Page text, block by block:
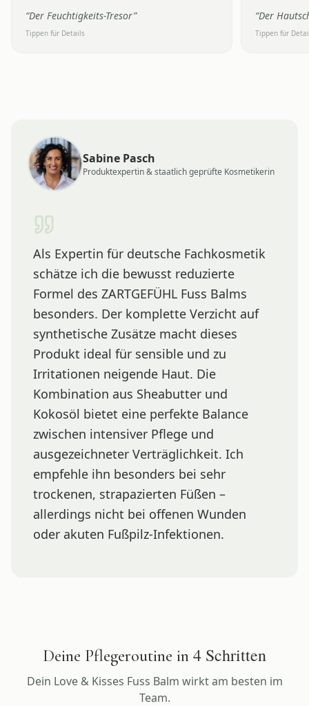
“Der Feuchtigkeits-Tresor”
Tippen für Details
“Der
Tippen für
Sabine Pasch
Produktexpertin & staatlich geprüfte Kosmetikerin
Als Expertin für deutsche Fachkosmetik
schätze ich die bewusst reduzierte
Formel des ZARTGEFÜHL Fuss Balms
besonders. Der komplette Verzicht auf
synthetische Zusätze macht dieses
Produkt ideal für sensible und zu
Irritationen neigende Haut. Die
Kombination aus Sheabutter und
Kokosöl bietet eine perfekte Balance
zwischen intensiver Pflege und
ausgezeichneter Verträglichkeit. Ich
empfehle ihn besonders bei sehr
trockenen, strapazierten Füßen –
allerdings nicht bei offenen Wunden
oder akuten Fußpilz-Infektionen.
Deine Pflegeroutine in 4 Schritten
Dein Love & Kisses Fuss Balm wirkt am besten im
Team.